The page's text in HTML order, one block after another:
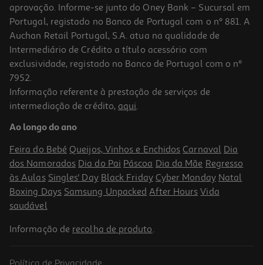
Ferro A Vapor Rowenta Effective Dx1530d1 2200 W
27.99 €/un
27,99 €
-15%
aprovação. Informe-se junto do Oney Bank – Sucursal em
Portugal, registado no Banco de Portugal com o nº 881. A
Auchan Retail Portugal, S.A. atua na qualidade de
Intermediário de Crédito a título acessório com
exclusividade, registado no Banco de Portugal com o nº
7952.
Informação referente à prestação de serviços de
intermediação de crédito, aqui.
Ao longo do ano
Feira do Bebé Queijos, Vinhos e Enchidos Carnaval Dia
dos Namorados Dia do Pai Páscoa Dia da Mãe Regresso
às Aulas Singles' Day Black Friday Cyber Monday Natal
Boxing Days Samsung Unpacked After Hours Vida
saudável
Informação de recolha de produto.